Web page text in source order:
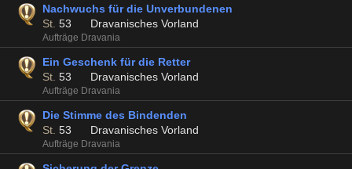
Nachwuchs für die Unverbundenen
St. 53 Dravanisches Vorland
Aufträge Dravania
Ein Geschenk für die Retter
St. 53 Dravanisches Vorland
Aufträge Dravania
Die Stimme des Bindenden
St. 53 Dravanisches Vorland
Aufträge Dravania